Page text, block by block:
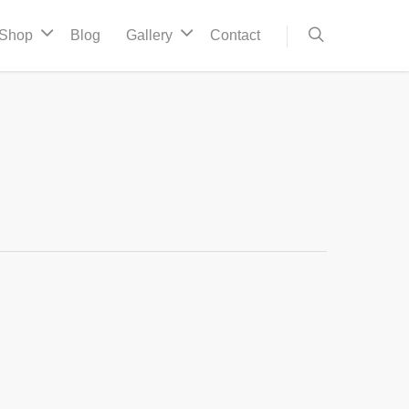
Blog Gallery Contact